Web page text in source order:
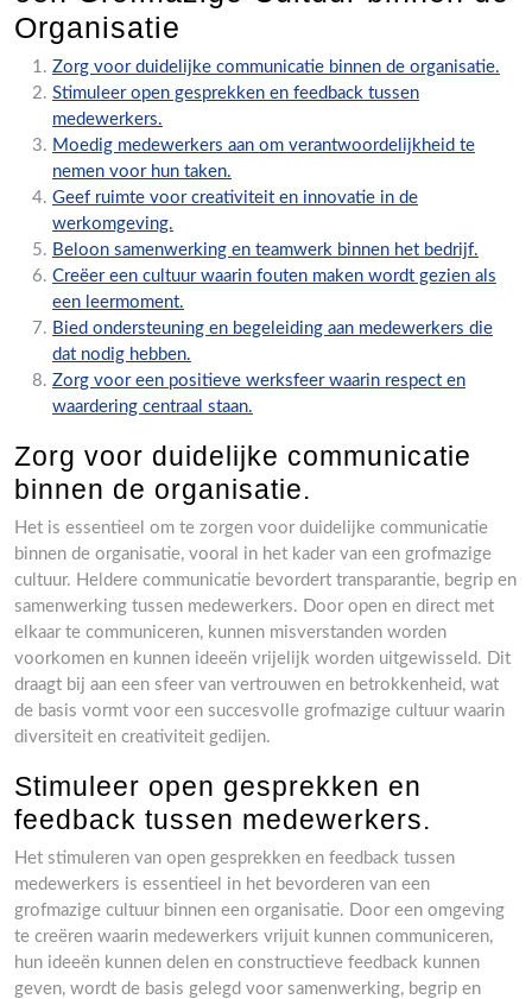
Organisatie
Zorg voor duidelijke communicatie binnen de organisatie.
Stimuleer open gesprekken en feedback tussen
medewerkers.
Moedig medewerkers aan om verantwoordelijkheid te
nemen voor hun taken.
Geef ruimte voor creativiteit en innovatie in de
werkomgeving.
Beloon samenwerking en teamwerk binnen het bedrijf.
Creëer een cultuur waarin fouten maken wordt gezien als
een leermoment.
Bied ondersteuning en begeleiding aan medewerkers die
dat nodig hebben.
Zorg voor een positieve werksfeer waarin respect en
waardering centraal staan.
Zorg voor duidelijke communicatie
binnen de organisatie.
Het is essentieel om te zorgen voor duidelijke communicatie
binnen de organisatie, vooral in het kader van een grofmazige
cultuur. Heldere communicatie bevordert transparantie, begrip en
samenwerking tussen medewerkers. Door open en direct met
elkaar te communiceren, kunnen misverstanden worden
voorkomen en kunnen ideeën vrijelijk worden uitgewisseld. Dit
draagt bij aan een sfeer van vertrouwen en betrokkenheid, wat
de basis vormt voor een succesvolle grofmazige cultuur waarin
diversiteit en creativiteit gedijen.
Stimuleer open gesprekken en
feedback tussen medewerkers.
Het stimuleren van open gesprekken en feedback tussen
medewerkers is essentieel in het bevorderen van een
grofmazige cultuur binnen een organisatie. Door een omgeving
te creëren waarin medewerkers vrijuit kunnen communiceren,
hun ideeën kunnen delen en constructieve feedback kunnen
geven, wordt de basis gelegd voor samenwerking, begrip en